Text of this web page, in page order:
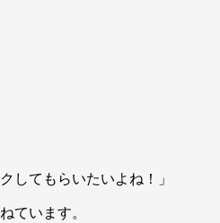
してもらいたいよね！」
ています。